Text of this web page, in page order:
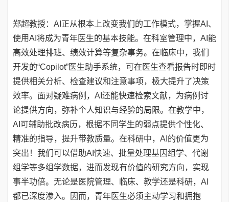
郑超教授：AI正从根本上改变我们的工作模式，掌握AI、
使用AI将成为青年医生的基本技能。在科室管理中，AI能
高效处理排班、绩效计算等复杂事务。在临床中，我们
开发的“Copilot”医生助手系统，可在医生查看报告时即时
提供相关分析、检查建议和注意事项，极大提升了决策
效率。面对疑难病例，AI还能快速检索文献，为病例讨
论提供方向，弥补个人知识与经验的局限。在教学中，
AI可辅助批改病历，根据不同学生的弱点提供个性化、
精准的指导，提升带教质量。在科研中，AI的价值更为
突出！我们可以借助AI快速、批量处理基因组学、代谢
组学等多组学数据，进而发现有价值的研究方向，实现
事半功倍。无论是医院管理、临床、教学还是科研，AI
都已深度渗入。因而，青年医生必须主动学习和拥抱